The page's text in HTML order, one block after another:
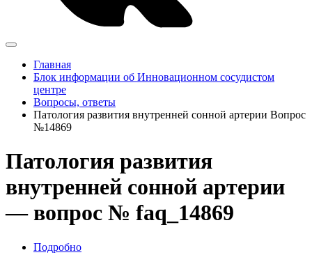
Главная
Блок информации об Инновационном сосудистом
центре
Вопросы, ответы
Патология развития внутренней сонной артерии Вопрос
№14869
Патология развития
внутренней сонной артерии
— вопрос № faq_14869
Подробно